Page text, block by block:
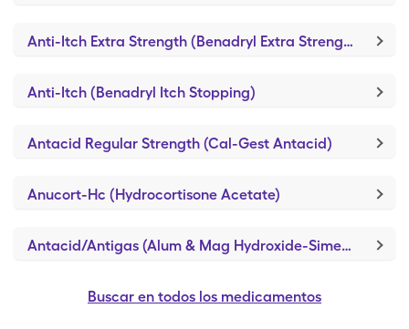
Anti-Itch Extra Strength (Benadryl Extra Strength)
Anti-Itch (Benadryl Itch Stopping)
Antacid Regular Strength (Cal-Gest Antacid)
Anucort-Hc (Hydrocortisone Acetate)
Antacid/Antigas (Alum & Mag Hydroxide-Simeth)
Buscar en todos los medicamentos